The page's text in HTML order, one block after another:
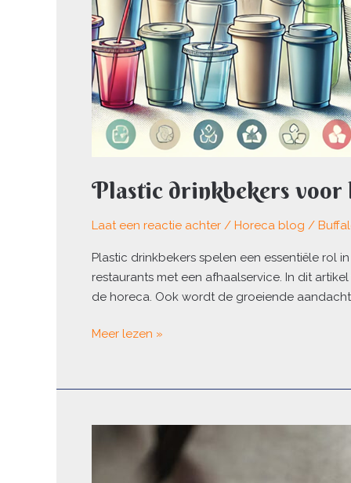
Plastic drinkbekers voor
Laat een reactie achter / Horeca blog /
Plastic drinkbekers spelen een essentiële rol
restaurants met een afhaalservice. In dit
de horeca. Ook wordt de groeiende
Meer lezen »